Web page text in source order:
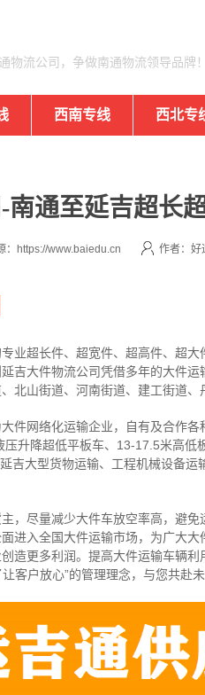
物流公司，争做南通物流领导品牌！
西南专线 西北专
通至延吉超长
：https://www.baiedu.cn 作者：好
业超长件、超宽件、超高件、超
吉大件物流公司凭借多年的大件
北山街道、河南街道、建工街道、
件网络化运输企业，自有及合作
升降超低平板车、13-17.5米高
吉大型货物运输、工程机械设备
，尽量减少大件车放空率高，避
进入全国大件运输市场，为广大
造更多利润。提高大件运输车辆
客户放心”的管理理念，与您共赴未